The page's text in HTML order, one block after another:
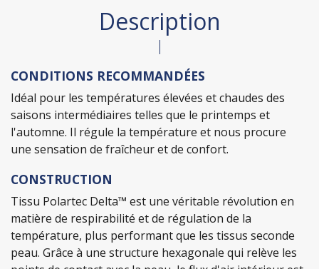
Description
CONDITIONS RECOMMANDÉES
Idéal pour les températures élevées et chaudes des
saisons intermédiaires telles que le printemps et
l'automne. Il régule la température et nous procure
une sensation de fraîcheur et de confort.
CONSTRUCTION
Tissu Polartec Delta™ est une véritable révolution en
matière de respirabilité et de régulation de la
température, plus performant que les tissus seconde
peau. Grâce à une structure hexagonale qui relève les